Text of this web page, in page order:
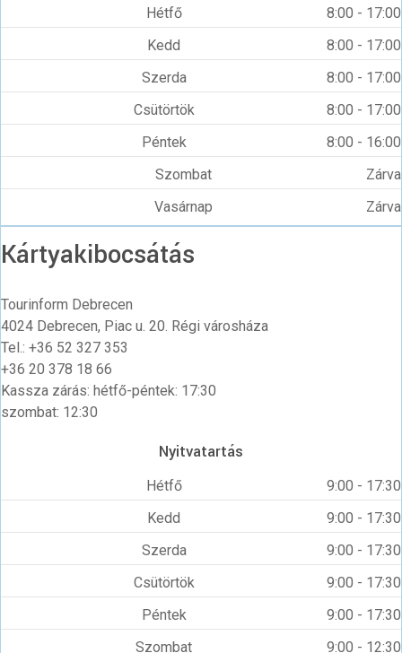
Hétfő
8:00 - 17:00
Kedd
8:00 - 17:00
Szerda
8:00 - 17:00
Csütörtök
8:00 - 17:00
Péntek
8:00 - 16:00
Szombat
Zárva
Vasárnap
Zárva
Kártyakibocsátás
Tourinform Debrecen
4024 Debrecen, Piac u. 20. Régi városháza
Tel.: +36 52 327 353
+36 20 378 18 66
Kassza zárás: hétfő-péntek: 17:30
szombat: 12:30
Nyitvatartás
Hétfő
9:00 - 17:30
Kedd
9:00 - 17:30
Szerda
9:00 - 17:30
Csütörtök
9:00 - 17:30
Péntek
9:00 - 17:30
Szombat
9:00 - 12:30